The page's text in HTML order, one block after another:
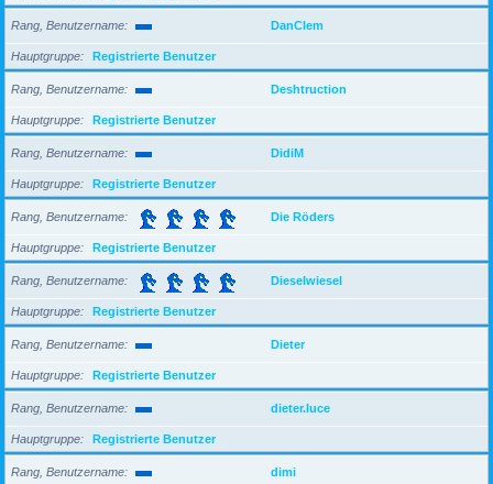
Rang, Benutzername DanClem
Hauptgruppe Registrierte Benutzer
Rang, Benutzername Deshtruction
Hauptgruppe Registrierte Benutzer
Rang, Benutzername DidiM
Hauptgruppe Registrierte Benutzer
Rang, Benutzername Die Röders
Hauptgruppe Registrierte Benutzer
Rang, Benutzername Dieselwiesel
Hauptgruppe Registrierte Benutzer
Rang, Benutzername Dieter
Hauptgruppe Registrierte Benutzer
Rang, Benutzername dieter.luce
Hauptgruppe Registrierte Benutzer
Rang, Benutzername dimi